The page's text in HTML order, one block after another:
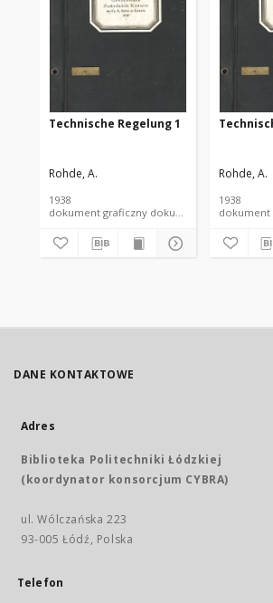
Technische Regelung 1
Rohde, A.
1938
dokument graficzny dokument piśmienniczy
Rohde, A.
1938
DANE KONTAKTOWE
Adres
Biblioteka Politechniki Łódzkiej
(koordynator konsorcjum CYBRA)
ul. Wólczańska 223
93-005 Łódź, Polska
Telefon